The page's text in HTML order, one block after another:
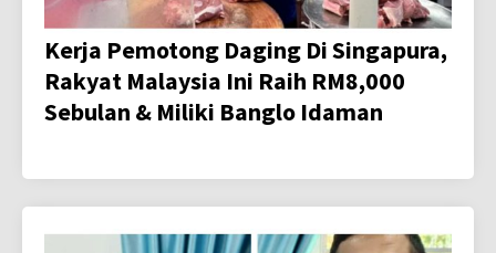
Kerja Pemotong Daging Di Singapura,
Rakyat Malaysia Ini Raih RM8,000
Sebulan & Miliki Banglo Idaman